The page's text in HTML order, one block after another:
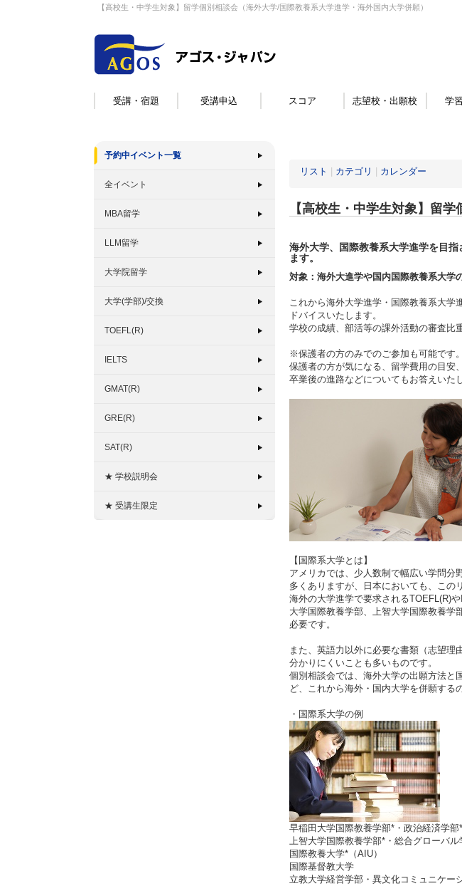
【高校生・中学生対象】留学個別相談会（海外大学/国際教養系大学進学・海外国内大学併願）
受講・宿題 受講申込 スコア 志望校・出願校 学
予約中イベント一覧
全イベント
MBA留学
LLM留学
大学院留学
大学(学部)/交換
TOEFL(R)
IELTS
GMAT(R)
GRE(R)
SAT(R)
★ 学校説明会
★ 受講生限定
リスト カテゴリ カレンダー
【高校生・中学生対象】留
海外大学、国際教養系大学進学を目
ます。
対象：海外大進学や国内国際教養系大学
これから海外大学進学・国際教養系大学
ドバイスいたします。
学校の成績、部活等の課外活動の審査比
※保護者の方のみでのご参加も可能です。
保護者の方が気になる、留学費用の目安
卒業後の進路などについてもお答えいた
【国際系大学とは】
アメリカでは、少人数制で幅広い学問分
多くありますが、日本においても、この
海外の大学進学で要求されるTOEFL(R)
大学国際教養学部、上智大学国際教養学
必要です。
また、英語力以外に必要な書類（志望
分かりにくいことも多いものです。
個別相談会では、海外大学の出願方法と
ど、これから海外・国内大学を併願する
・国際系大学の例
早稲田大学国際教養学部*・政治経済学部
上智大学国際教養学部*・総合グローバル
国際教養大学*（AIU）
国際基督教大学
立教大学経営学部・異文化コミュニケー